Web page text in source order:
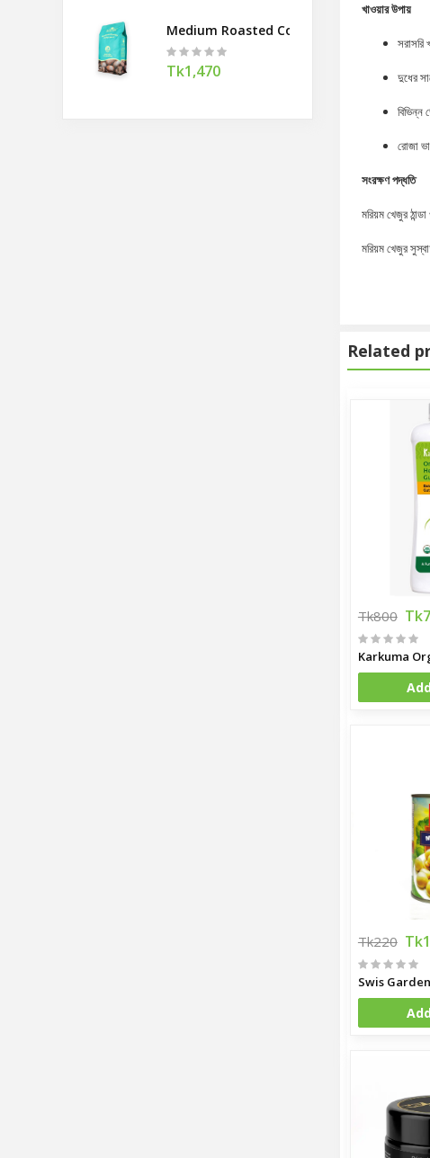
Medium Roasted Coffee Beans Bancoff
Tk1,470
খাওয়ার উপায়
সরাসরি
দুধের
বিভিন্ন
রোজা
সংরক্ষণ পদ্ধতি
মরিয়ম খেজুর
মরিয়ম খেজুর
Related
Tk800
Tk220